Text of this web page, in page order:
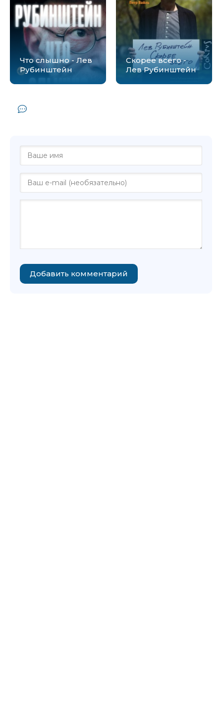
Что слышно - Лев
Рубинштейн
Скорее всего -
Лев Рубинштейн
Добавить комментарий